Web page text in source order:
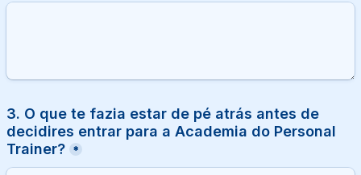
3. O que te fazia estar de pé atrás antes de
decidires entrar para a Academia do Personal
Trainer? *